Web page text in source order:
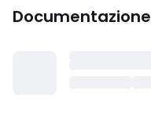
Documentazione